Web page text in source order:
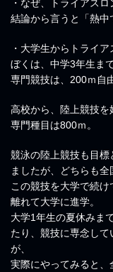
・なぜ、トライアス
結論から言うと「熱中
・大学生からトライア
ぼくは、中学3年生ま
専門競技は、200ｍ自
高校から、陸上競技を
専門種目は800ｍ。
競泳の陸上競技も目標
ましたが、どちらも全
この競技を大学で続
離れて大学に進学。
大学1年生の夏休みま
たり、競技に専念し
が、
実際にやってみると、